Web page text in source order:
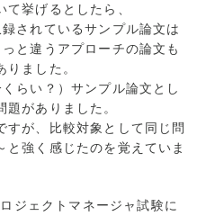
挙げるとしたら、
されているサンプル論文は
と違うアプローチの論文も
ました。
らい？）サンプル論文とし
がありました。
が、比較対象として同じ問
強く感じたのを覚えていま
ジェクトマネージャ試験に